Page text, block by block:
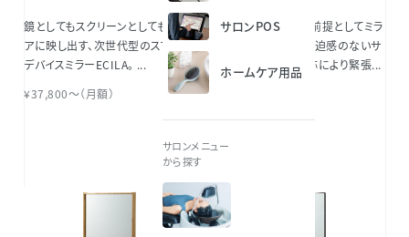
サロンPOS
ホームケア用品
サロンメニュー
から探す
鏡としてもスクリーンとしてもクリ
アに映し出す、次世代型のスマート
デバイスミラーECILA。​ ...
¥37,800～（月額）
スツールでの施術を前提としてミラ
ーサイズを見直し、圧迫感のないサ
イズ感に。左右非対称により緊張...
Smoå möbel